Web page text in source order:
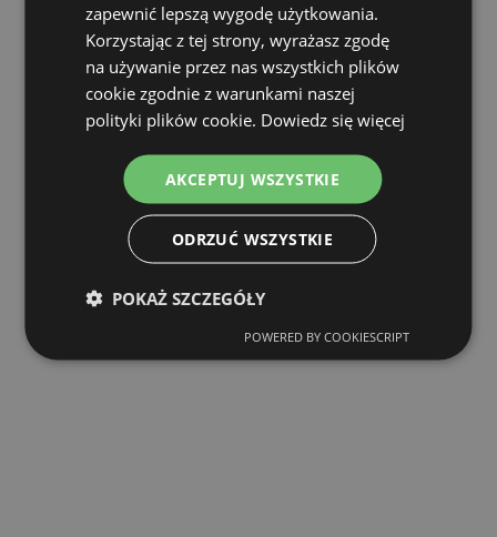
zapewnić lepszą wygodę użytkowania.
Korzystając z tej strony, wyrażasz zgodę
na używanie przez nas wszystkich plików
cookie zgodnie z warunkami naszej
polityki plików cookie. Dowiedz się więcej
AKCEPTUJ WSZYSTKIE
ODRZUĆ WSZYSTKIE
POKAŻ SZCZEGÓŁY
POWERED BY COOKIESCRIPT